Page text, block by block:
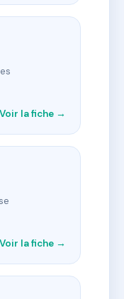
Voir la fiche →
Voir la fiche →